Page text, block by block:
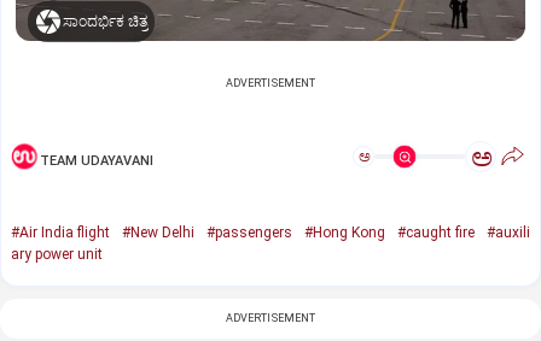
ಸಾಂದರ್ಭಿಕ ಚಿತ್ರ
ADVERTISEMENT
TEAM UDAYAVANI ಅ ಅ
#Air India flight #New Delhi #passengers #Hong Kong #caught fire
#auxili
ary power unit
ADVERTISEMENT